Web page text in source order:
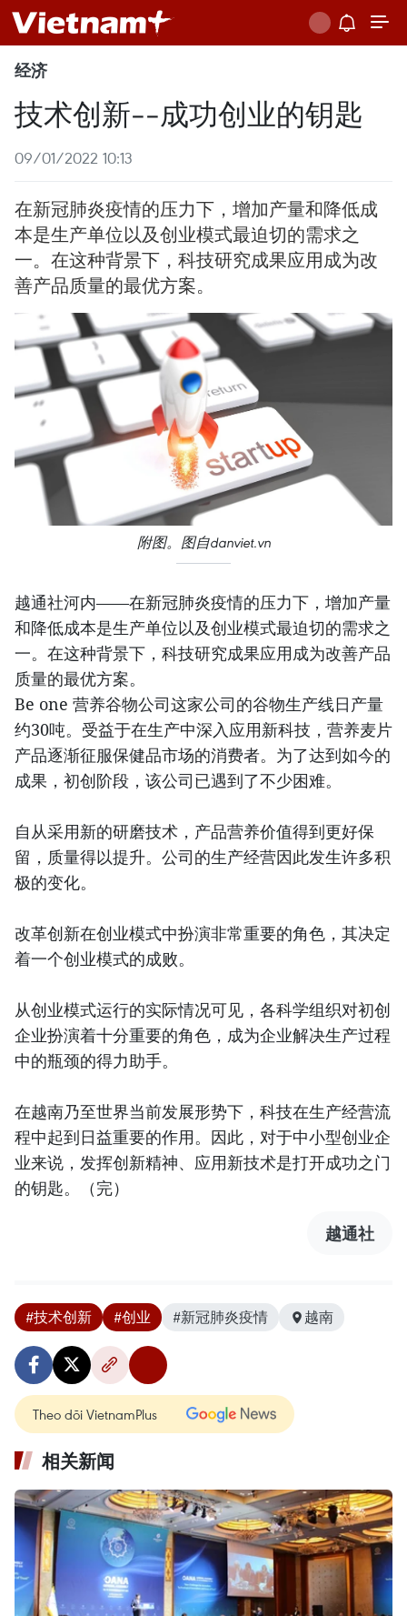
经济
技术创新--成功创业的钥匙
09/01/2022 10:13
在新冠肺炎疫情的压力下，增加产量和降低成
本是生产单位以及创业模式最迫切的需求之
一。在这种背景下，科技研究成果应用成为改
善产品质量的最优方案。
附图。图自danviet.vn
越通社河内——在新冠肺炎疫情的压力下，增加产量
和降低成本是生产单位以及创业模式最迫切的需求之
一。在这种背景下，科技研究成果应用成为改善产品
质量的最优方案。
Be one 营养谷物公司这家公司的谷物生产线日产量
约30吨。受益于在生产中深入应用新科技，营养麦片
产品逐渐征服保健品市场的消费者。为了达到如今的
成果，初创阶段，该公司已遇到了不少困难。
自从采用新的研磨技术，产品营养价值得到更好保
留，质量得以提升。公司的生产经营因此发生许多积
极的变化。
改革创新在创业模式中扮演非常重要的角色，其决定
着一个创业模式的成败。
从创业模式运行的实际情况可见，各科学组织对初创
企业扮演着十分重要的角色，成为企业解决生产过程
中的瓶颈的得力助手。
在越南乃至世界当前发展形势下，科技在生产经营流
程中起到日益重要的作用。因此，对于中小型创业企
业来说，发挥创新精神、应用新技术是打开成功之门
的钥匙。（完）
越通社
#技术创新 #创业 #新冠肺炎疫情 越南
Theo dõi VietnamPlus
相关新闻